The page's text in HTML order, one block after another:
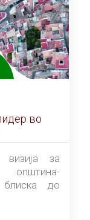
во
визија за
блиска до